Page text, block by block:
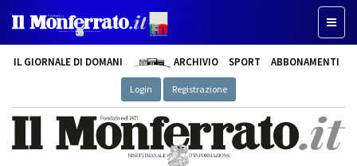
IL GIORNALE DI DOMANI ARCHIVIO SPORT ABBONAMENTI
Login Registrazione